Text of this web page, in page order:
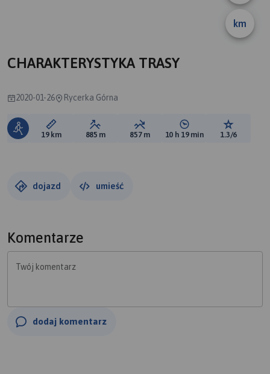
km
CHARAKTERYSTYKA TRASY
2020-01-26 Rycerka Górna
Długość trasy:
19 km Suma przewyższeń:
885 m Suma spadków:
857 m Średni czas potrzebny
10 h 19 min Ocena
1.3/6
dojazd umieść
Komentarze
Twój komentarz
dodaj komentarz